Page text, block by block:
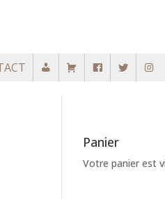
Panier
Votre panier est